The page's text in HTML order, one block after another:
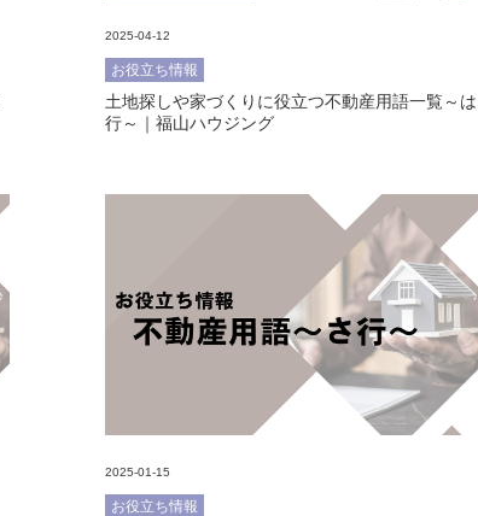
2025-04-12
お役立ち情報
土地探しや家づくりに役立つ不動産用語一覧～は
行～｜福山ハウジング
2025-01-15
お役立ち情報